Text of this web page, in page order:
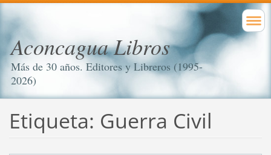
Aconcagua Libros
Más de 30 años. Editores y Libreros (1995-
2026)
Etiqueta: Guerra Civil